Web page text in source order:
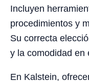
Incluyen
procedimientos y
Su correcta
y la comodidad en
En Kalstein,